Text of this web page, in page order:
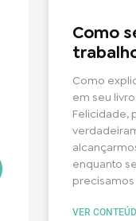
Como
Como
em seu
Felicidade,
enquanto
precisamos
VER